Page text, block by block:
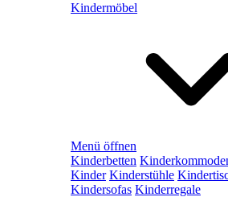
Kindermöbel
Menü öffnen
Kinderbetten
Kinder Kinderstühle
Kindersofas Kinderregale